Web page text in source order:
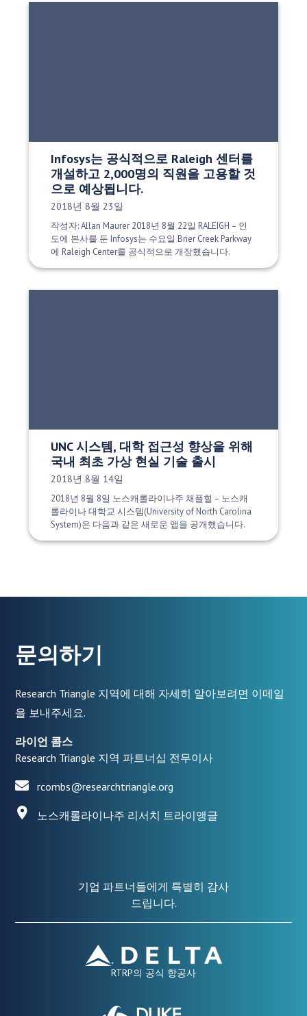
Infosys는 공식적으로 Raleigh 센터를
개설하고 2,000명의 직원을 고용할 것
으로 예상됩니다.
게시 날짜:
2018년 8월 23일
작성자: Allan Maurer 2018년 8월 22일 RALEIGH – 인
도에 본사를 둔 Infosys는 수요일 Brier Creek Parkway
에 Raleigh Center를 공식적으로 개장했습니다.
UNC 시스템, 대학 접근성 향상을 위해
국내 최초 가상 현실 기술 출시
게시 날짜:
2018년 8월 14일
2018년 8월 8일 노스캐롤라이나주 채플힐 – 노스캐
롤라이나 대학교 시스템(University of North Carolina
System)은 다음과 같은 새로운 앱을 공개했습니다.
문의하기
Research Triangle 지역에 대해 자세히 알아보려면 이메일
을 보내주세요.
라이언 콤스
Research Triangle 지역 파트너십 전무이사
rcombs@researchtriangle.org
노스캐롤라이나주 리서치 트라이앵글
기업 파트너들에게 특별히 감사
드립니다.
RTRP의 공식 항공사